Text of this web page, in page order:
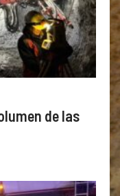
de las